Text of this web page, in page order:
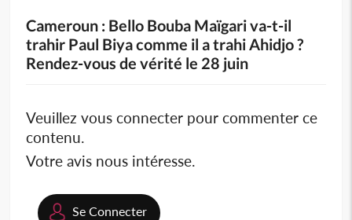
Cameroun : Bello Bouba Maïgari va-t-il
trahir Paul Biya comme il a trahi Ahidjo ?
Rendez-vous de vérité le 28 juin
Veuillez vous connecter pour commenter ce
contenu.
Votre avis nous intéresse.
Se Connecter